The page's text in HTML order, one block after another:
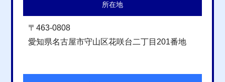
所在地
〒463-0808
愛知県名古屋市守山区花咲台二丁目201番地